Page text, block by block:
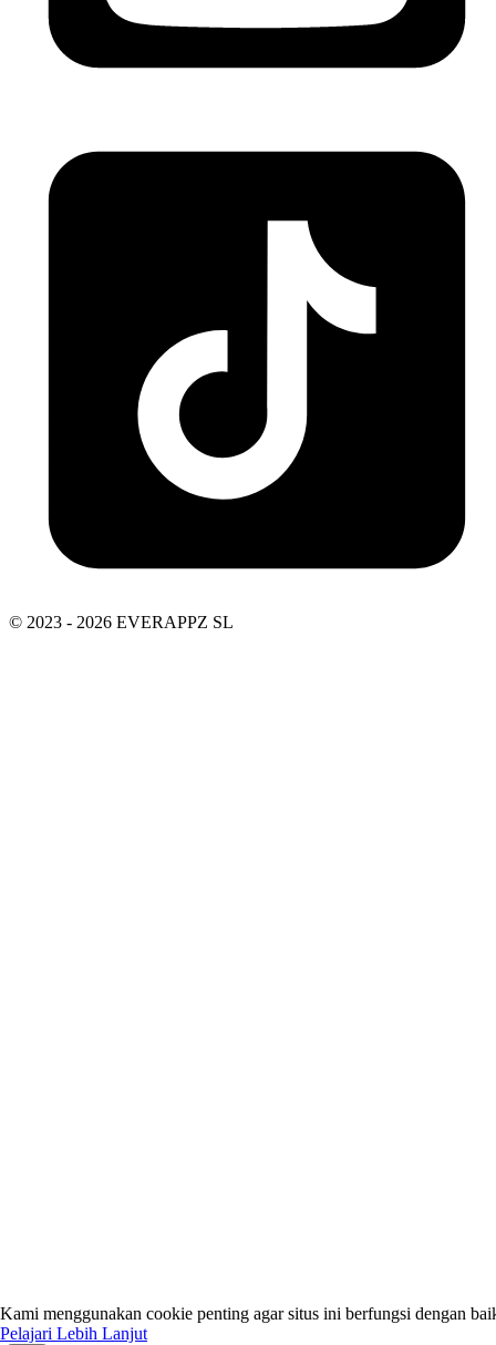
Kami menggunakan cookie penting agar situs ini berfungsi dengan
Pelajari Lebih Lanjut
© 2023 - 2026 EVERAPPZ SL